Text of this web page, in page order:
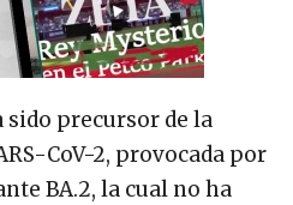
sido precursor de la
CoV-2, provocada por
BA.2, la cual no ha